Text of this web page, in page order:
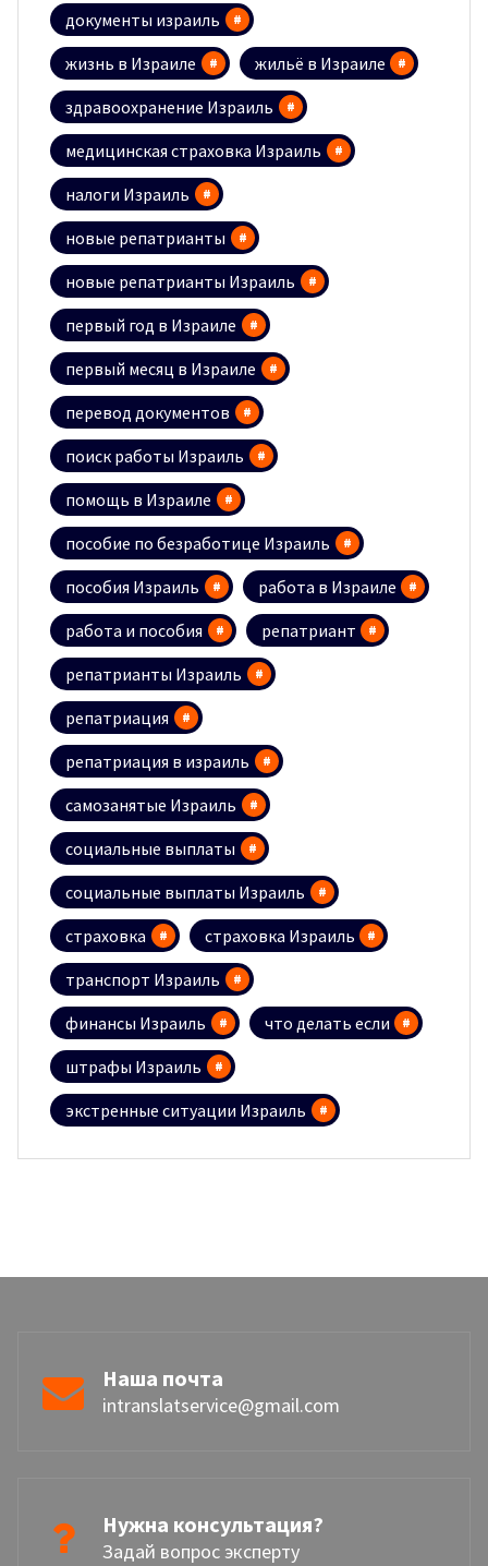
документы израиль
жизнь в Израиле
жильё в Израиле
здравоохранение Израиль
медицинская страховка Израиль
налоги Израиль
новые репатрианты
новые репатрианты Израиль
первый год в Израиле
первый месяц в Израиле
перевод документов
поиск работы Израиль
помощь в Израиле
пособие по безработице Израиль
пособия Израиль
работа в Израиле
работа и пособия
репатриант
репатрианты Израиль
репатриация
репатриация в израиль
самозанятые Израиль
социальные выплаты
социальные выплаты Израиль
страховка
страховка Израиль
транспорт Израиль
финансы Израиль
что делать если
штрафы Израиль
экстренные ситуации Израиль
Наша почта
intranslatservice@gmail.com
Нужна консультация?
Задай вопрос эксперту